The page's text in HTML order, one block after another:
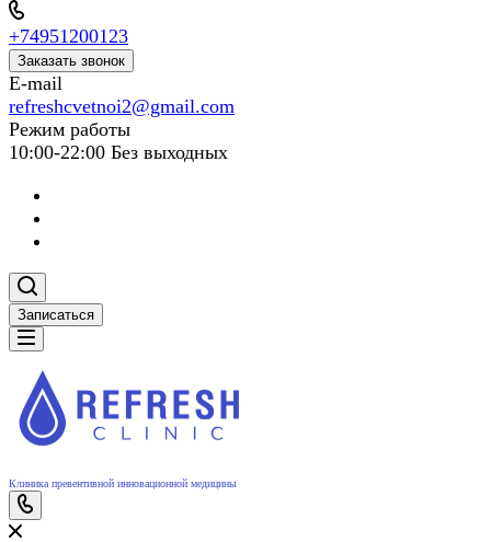
+74951200123
Заказать звонок
E-mail
refreshcvetnoi2@gmail.com
Режим работы
10:00-22:00 Без выходных
Записаться
Клиника превентивной инновационной медицины